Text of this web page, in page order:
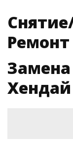
Ремонт